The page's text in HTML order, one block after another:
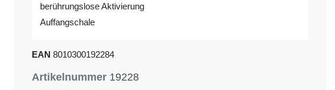
berührungslose Aktivierung
Auffangschale
EAN 8010300192284
Artikelnummer 19228